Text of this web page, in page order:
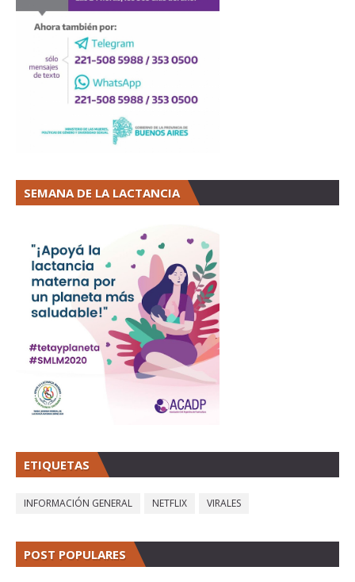
SEMANA DE LA LACTANCIA
ETIQUETAS
INFORMACIÓN GENERAL NETFLIX VIRALES
POST POPULARES